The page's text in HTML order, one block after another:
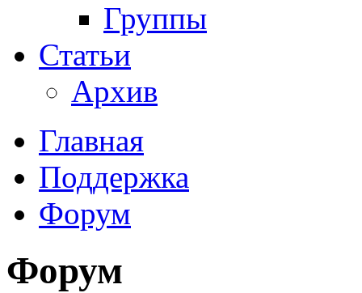
Группы
Статьи
Архив
Главная
Поддержка
Форум
Форум